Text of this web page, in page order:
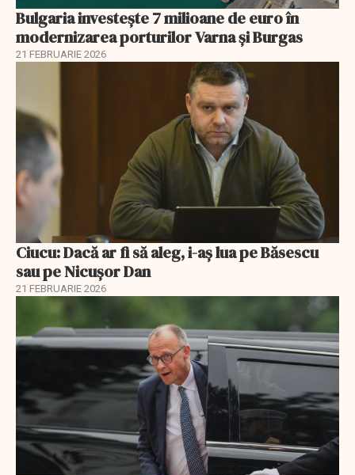
Bulgaria investește 7 milioane de euro în
modernizarea porturilor Varna și Burgas
21 FEBRUARIE 2026
Ciucu: Dacă ar fi să aleg, i-aș lua pe Băsescu
sau pe Nicușor Dan
21 FEBRUARIE 2026